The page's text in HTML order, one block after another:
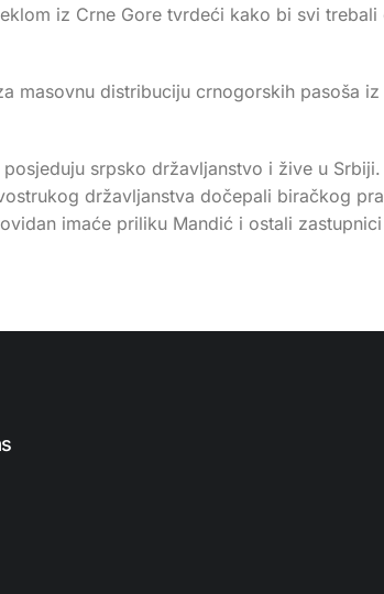
iz Crne Gore tvrdeći kako bi svi
masovnu distribuciju crnogorskih pasoša
srpsko državljanstvo i žive u
državljanstva dočepali biračkog
imaće priliku Mandić i ostali